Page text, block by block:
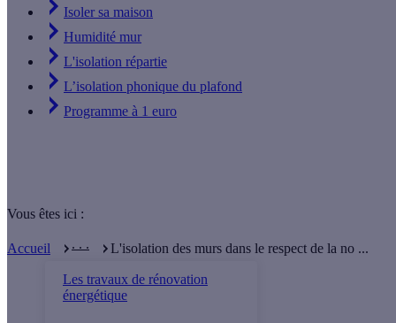
Isoler sa maison
Humidité mur
L'isolation répartie
L’isolation phonique du plafond
Programme à 1 euro
Vous êtes ici :
Accueil . . .
Les travaux de rénovation
énergétique
L'isolation des murs dans le respect de la no ...